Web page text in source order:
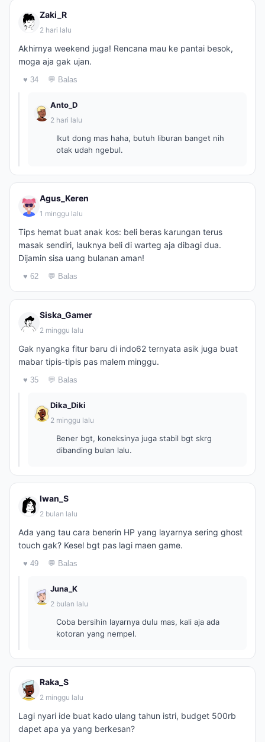
Zaki_R
2 hari lalu
Akhirnya weekend juga! Rencana mau ke pantai besok,
moga aja gak ujan.
♥ 34 💬 Balas
Anto_D
2 hari lalu
Ikut dong mas haha, butuh liburan banget nih
otak udah ngebul.
Agus_Keren
1 minggu lalu
Tips hemat buat anak kos: beli beras karungan terus
masak sendiri, lauknya beli di warteg aja dibagi dua.
Dijamin sisa uang bulanan aman!
♥ 62 💬 Balas
Siska_Gamer
2 minggu lalu
Gak nyangka fitur baru di indo62 ternyata asik juga buat
mabar tipis-tipis pas malem minggu.
♥ 35 💬 Balas
Dika_Diki
2 minggu lalu
Bener bgt, koneksinya juga stabil bgt skrg
dibanding bulan lalu.
Iwan_S
2 bulan lalu
Ada yang tau cara benerin HP yang layarnya sering ghost
touch gak? Kesel bgt pas lagi maen game.
♥ 49 💬 Balas
Juna_K
2 bulan lalu
Coba bersihin layarnya dulu mas, kali aja ada
kotoran yang nempel.
Raka_S
2 minggu lalu
Lagi nyari ide buat kado ulang tahun istri, budget 500rb
dapet apa ya yang berkesan?